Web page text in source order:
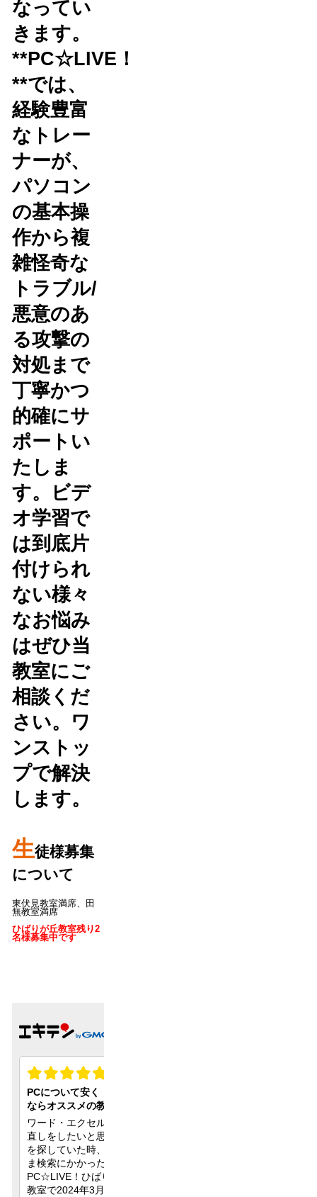
なってい
きます。
**PC☆LIVE！
**では、
経験豊富
なトレー
ナーが、
パソコン
の基本操
作から複
雑怪奇な
トラブル/
悪意のあ
る攻撃の
対処まで
丁寧かつ
的確にサ
ポートい
たしま
す。ビデ
オ学習で
は到底片
付けられ
ない様々
なお悩み
はぜひ当
教室にご
相談くだ
さい。ワ
ンストッ
プで解決
します。
生徒様募集
について
東伏見教室満席、田
無教室満席
ひばりが丘教室残り2
名様募集中です